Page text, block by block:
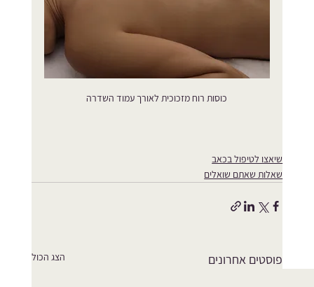
כוסות רוח מזכוכית לאורך עמוד השדרה
שיאצו לטיפול בכאב
שאלות שאתם שואלים
פוסטים אחרונים הצג הכול